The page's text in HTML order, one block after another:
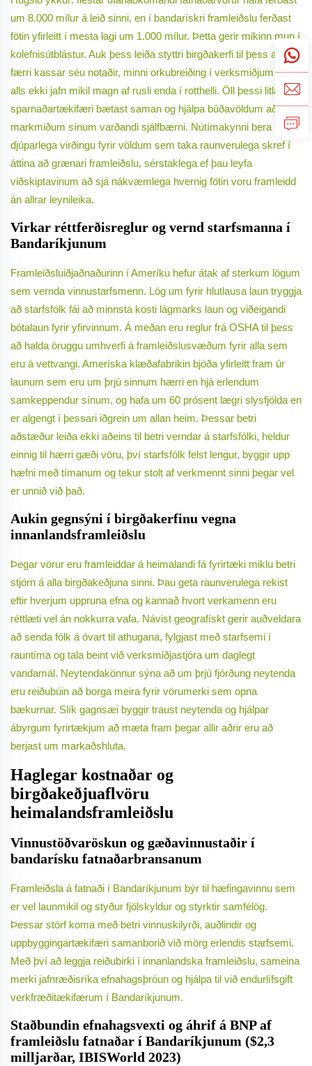
um 8.000 mílur á leið sinni, en í bandarískri framleiðslu ferðast
fötin yfirleitt í mesta lagi um 1.000 mílur. Þetta gerir mikinn mun í
kolefnisútblástur. Auk þess leiða styttri birgðakerfi til þess að
færri kassar séu notaðir, minni orkubreiðing í verksmiðjum og
alls ekki jafn mikil magn af rusli enda í rotthelli. Öll þessi litla
sparnaðartækifæri bætast saman og hjálpa búðavöldum að ná
markmiðum sínum varðandi sjálfbærni. Nútímakynni bera
djúparlega virðingu fyrir völdum sem taka raunverulega skref í
áttina að grænari framleiðslu, sérstaklega ef þau leyfa
viðskiptavinum að sjá nákvæmlega hvernig fötin voru framleidd
án allrar leynileika.
Virkar réttferðisreglur og vernd starfsmanna í
Bandaríkjunum
Framleiðsluiðjaðnaðurinn í Ameríku hefur átak af sterkum lögum
sem vernda vinnustarfsmenn. Lög um fyrir hlutlausa laun tryggja
að starfsfólk fái að minnsta kosti lágmarks laun og viðeigandi
bótalaun fyrir yfirvinnum. Á meðan eru reglur frá OSHA til þess
að halda öruggu umhverfi á framleiðslusvæðum fyrir alla sem
eru á vettvangi. Ameríska klæðafabrikin bjóða yfirleitt fram úr
launum sem eru um þrjú sinnum hærri en hjá erlendum
samkeppendur sínum, og hafa um 60 prósent lægri slysfjölda en
er algengt í þessari iðgrein um allan heim. Þessar betri
aðstæður leiða ekki aðeins til betri verndar á starfsfólki, heldur
einnig til hærri gæði vöru, því starfsfólk felst lengur, byggir upp
hæfni með tímanum og tekur stolt af verkmennt sinni þegar vel
er unnið við það.
Aukin gegnsýni í birgðakerfinu vegna
innanlandsframleiðslu
Þegar vörur eru framleiddar á heimalandi fá fyrirtæki miklu betri
stjórn á alla birgðakeðjuna sinni. Þau geta raunverulega rekist
eftir hverjum uppruna efna og kannað hvort verkamenn eru
réttlæti vel án nokkurra vafa. Návist geografískt gerir auðveldara
að senda fólk á óvart til athugana, fylgjast með starfsemi í
rauntíma og tala beint við verksmiðjastjóra um daglegt
vandamál. Neytendakönnur sýna að um þrjú fjórðung neytenda
eru reiðubúin að borga meira fyrir vörumerki sem opna
bækurnar. Slík gagnsæi byggir traust neytenda og hjálpar
ábyrgum fyrirtækjum að mæta fram þegar allir aðrir eru að
berjast um markaðshluta.
Haglegar kostnaðar og
birgðakeðjuaflvöru
heimalandsframleiðslu
Vinnustöðvaröskun og gæðavinnustaðir í
bandarísku fatnaðarbransanum
Framleiðsla á fatnaði í Bandaríkjunum býr til hæfingavinnu sem
er vel launmikil og styður fjölskyldur og styrktir samfélög.
Þessar störf koma með betri vinnuskilyrði, auðlindir og
uppbyggingartækifæri samanborið við mörg erlendis starfsemi.
Með því að leggja reiðubirki í innanlandska framleiðslu, sameina
merki jafnræðisríka efnahagsþróun og hjálpa til við endurlífsgift
verkfræðitækifærum í Bandaríkjunum.
Staðbundin efnahagsvexti og áhrif á BNP af
framleiðslu fatnaðar í Bandaríkjunum ($2,3
milljarðar, IBISWorld 2023)